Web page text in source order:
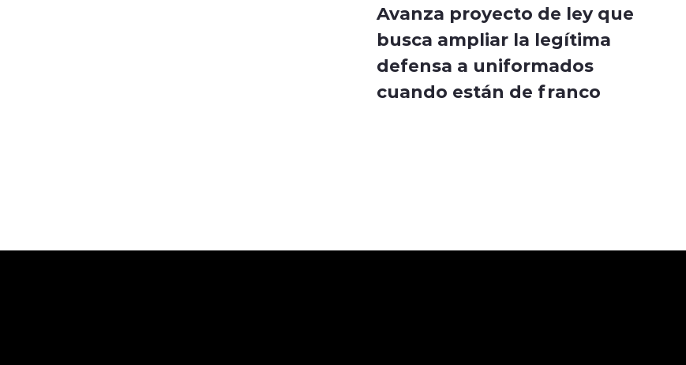
Avanza proyecto de ley que
busca ampliar la legítima
defensa a uniformados
cuando están de franco